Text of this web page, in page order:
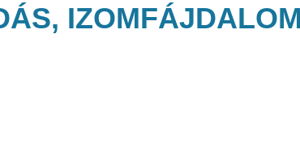
IZOMFÁJDALOM